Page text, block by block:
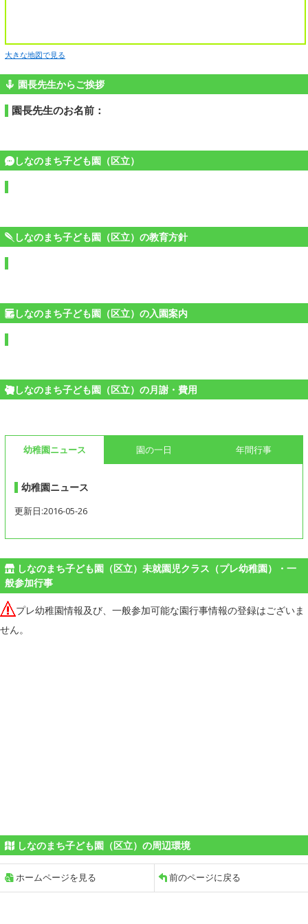
大きな地図で見る
園長先生からご挨拶
園長先生のお名前：
しなのまち子ども園（区立）
しなのまち子ども園（区立）の教育方針
しなのまち子ども園（区立）の入園案内
しなのまち子ども園（区立）の月謝・費用
幼稚園ニュース 園の一日 年間行事
幼稚園ニュース
更新日:2016-05-26
しなのまち子ども園（区立）未就園児クラス（プレ幼稚園）・一
般参加行事
プレ幼稚園情報及び、一般参加可能な園行事情報の登録はございま
せん。
しなのまち子ども園（区立）の周辺環境
ホームページを見る 前のページに戻る